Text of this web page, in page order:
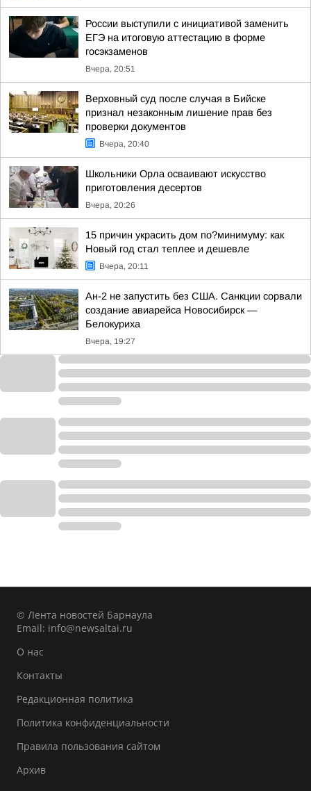
России выступили с инициативой заменить
ЕГЭ на итоговую аттестацию в форме
госэкзаменов
Вчера, 20:51
Верховный суд после случая в Бийске
признал незаконным лишение прав без
проверки документов
Вчера, 20:40
Школьники Орла осваивают искусство
приготовления десертов
Вчера, 20:26
15 причин украсить дом по?минимуму: как
Новый год стал теплее и дешевле
Вчера, 20:11
Ан-2 не запустить без США. Санкции сорвали
создание авиарейса Новосибирск —
Белокуриха
Вчера, 19:27
© Лента новостей Барнаула
Email: info@newsaltai.ru
О нас
Контакты
Редакционная политика
Политика конфиденциальности
Правила пользования сайтом
Архив